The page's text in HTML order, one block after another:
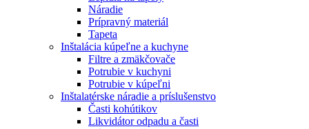
Náradie
Prípravný materiál
Tapeta
Inštalácia kúpeľne a kuchyne
Filtre a zmäkčovače
Potrubie v kuchyni
Potrubie v kúpeľni
Inštalatérske náradie a príslušenstvo
Časti kohútikov
Likvidátor odpadu a časti